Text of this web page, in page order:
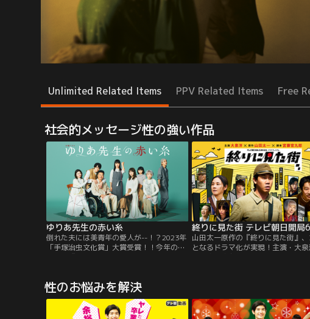
Unlimited Related Items PPV Related Items Free
社会的メッセージ性の強い作品
ゆりあ先生の赤い糸
倒れた夫には美青年の愛人が--！？2023年
「手塚治虫文化賞」大賞受賞！！今年の漫
護、愛人との同居、嫁姑問題を痛快に乗り
越える！！
山田太一原作の『終りに見た街』
となるドラマ化が実現！主演・大
本・宮藤官九郎の初タッグで、2024
のかそして衝撃的な結末とは…。
性のお悩みを解決